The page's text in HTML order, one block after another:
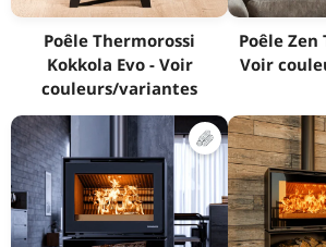
Poêle Thermorossi
Kokkola Evo - Voir
couleurs/variantes
Poêle Zen
Voir